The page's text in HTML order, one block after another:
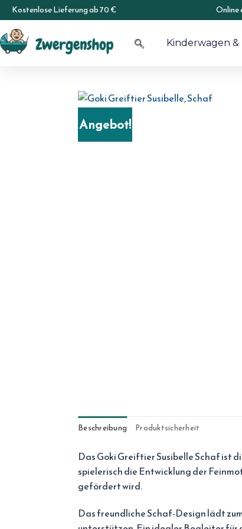
Kostenlose Lieferung ab 70 € Online
Kinderwagen
Angebot!
Beschreibung Produktsicherheit
Das Goki Greiftier Susibelle Schaf ist
spielerisch die Entwicklung der
gefördert wird.
Das freundliche Schaf-Design lädt